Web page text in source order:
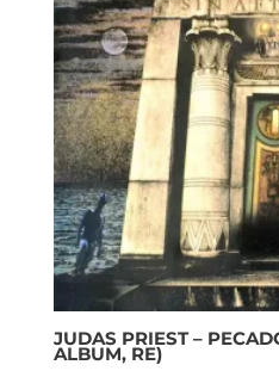
JUDAS PRIEST –
ALBUM, RE)